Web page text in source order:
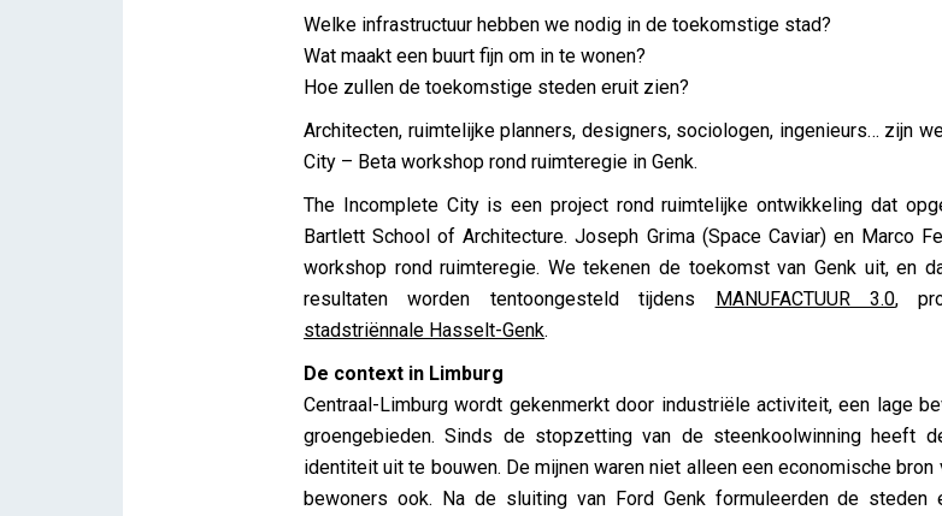
The Incomplete City – Beta
Welke infrastructuur hebben we nodig in de toekomstige stad?
Wat maakt een buurt fijn om in te wonen?
Hoe zullen de toekomstige steden eruit zien?
Architecten, ruimtelijke planners, designers, sociologen, ingenieurs… zijn
City – Beta workshop rond ruimteregie in Genk.
The Incomplete City is een project rond ruimtelijke ontwikkeling dat
Bartlett School of Architecture. Joseph Grima (Space Caviar) en Marco
workshop rond ruimteregie. We tekenen de toekomst van Genk uit, en
resultaten worden tentoongesteld tijdens MANUFACTUUR 3.0,
stadstriënnale Hasselt-Genk.
De context in Limburg
Centraal-Limburg wordt gekenmerkt door industriële activiteit, een lage
groengebieden. Sinds de stopzetting van de steenkoolwinning heeft
identiteit uit te bouwen. De mijnen waren niet alleen een economische
bewoners ook. Na de sluiting van Ford Genk formuleerden de steden